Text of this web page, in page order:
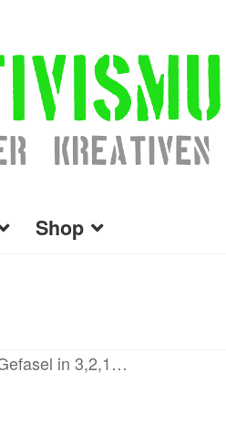
Shop
in 3,2,1…